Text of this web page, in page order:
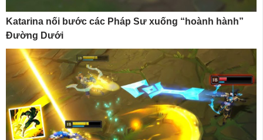
Katarina nối bước các Pháp Sư xuống “hoành hành”
Đường Dưới